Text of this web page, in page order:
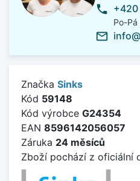
phone +420
Po-
mail_outline
Značka Sinks
Kód 59148
Kód výrobce G24354
EAN 8596142056057
Záruka 24 měsíců
Zboží pochází z oficiální